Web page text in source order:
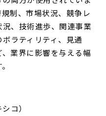
制、市場状況、競争レ
、技術進歩、関連事業
ラティリティ、見通
業界に影響を与える幅
コ）